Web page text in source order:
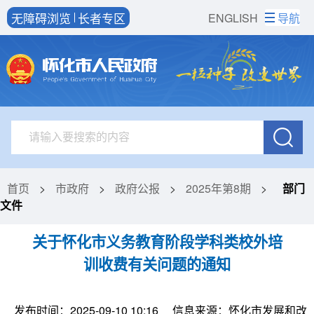
ENGLISH
无障碍浏览 长者专区 导航
首页 > 市政府 > 政府公报 > 2025年第8期 >
部门
文件
关于怀化市义务教育阶段学科类校外培
训收费有关问题的通知
发布时间：2025-09-10 10:16 信息来源：怀化市发展和改